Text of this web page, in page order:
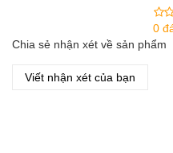
0
Chia sẻ nhận xét về sản phẩm
Viết nhận xét của bạn